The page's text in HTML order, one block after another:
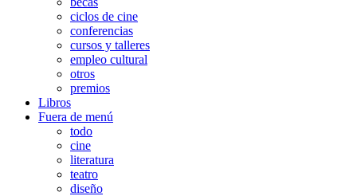
ciclos de cine
conferencias
cursos y talleres
empleo cultural
otros
premios
Libros
Fuera de menú
todo
cine
literatura
teatro
diseño